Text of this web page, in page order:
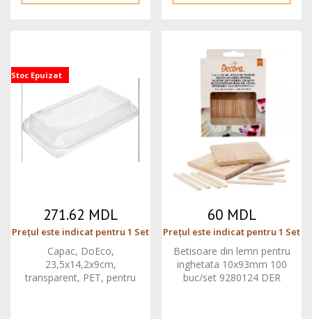
Stoc Epuizat
271.62 MDL
Prețul este indicat pentru 1 Set
Capac, DoEco,
23,5x14,2x9cm,
transparent, PET, pentru
60 MDL
Prețul este indicat pentru 1 Set
Betisoare din lemn pentru
inghetata 10x93mm 100
buc/set 9280124 DER